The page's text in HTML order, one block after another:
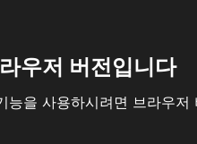
우저 버전입니다
능을 사용하시려면 브라우